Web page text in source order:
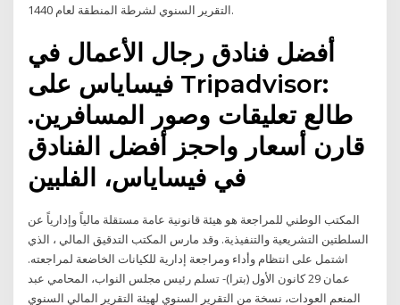
التقرير السنوي لشرطة المنطقة لعام 1440.
أفضل فنادق رجال الأعمال في
فيساياس على Tripadvisor:
طالع تعليقات وصور المسافرين.
قارن أسعار واحجز أفضل الفنادق
في فيساياس، الفلبين
المكتب الوطني للمراجعة هو هيئة قانونية عامة مستقلة مالياً وإدارياً عن
السلطتين التشريعية والتنفيذية. وقد مارس المكتب التدقيق المالي ، الذي
اشتمل على انتظام وأداء ومراجعة إدارية للكيانات الخاضعة لمراجعته.
عمان 29 كانون الأول (بترا)- تسلم رئيس مجلس النواب، المحامي عبد
المنعم العودات، نسخة من التقرير السنوي لهيئة التقرير المالي السنوي